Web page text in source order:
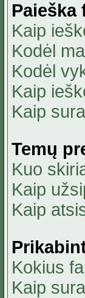
Paieška
Kaip
Kodėl
Kodėl
Kaip
Kaip
Temų
Kuo
Kaip
Kaip
Kokius
Kaip